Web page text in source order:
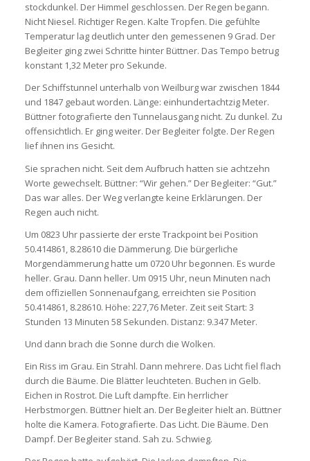
stockdunkel. Der Himmel geschlossen. Der Regen begann.
Nicht Niesel. Richtiger Regen. Kalte Tropfen. Die gefühlte
Temperatur lag deutlich unter den gemessenen 9 Grad. Der
Begleiter ging zwei Schritte hinter Büttner. Das Tempo betrug
konstant 1,32 Meter pro Sekunde.
Der Schiffstunnel unterhalb von Weilburg war zwischen 1844
und 1847 gebaut worden. Länge: einhundertachtzig Meter.
Büttner fotografierte den Tunnelausgang nicht. Zu dunkel. Zu
offensichtlich. Er ging weiter. Der Begleiter folgte. Der Regen
lief ihnen ins Gesicht.
Sie sprachen nicht. Seit dem Aufbruch hatten sie achtzehn
Worte gewechselt. Büttner: “Wir gehen.” Der Begleiter: “Gut.”
Das war alles. Der Weg verlangte keine Erklärungen. Der
Regen auch nicht.
Um 0823 Uhr passierte der erste Trackpoint bei Position
50.414861, 8.28610 die Dämmerung. Die bürgerliche
Morgendämmerung hatte um 0720 Uhr begonnen. Es wurde
heller. Grau. Dann heller. Um 0915 Uhr, neun Minuten nach
dem offiziellen Sonnenaufgang, erreichten sie Position
50.414861, 8.28610. Höhe: 227,76 Meter. Zeit seit Start: 3
Stunden 13 Minuten 58 Sekunden. Distanz: 9.347 Meter.
Und dann brach die Sonne durch die Wolken.
Ein Riss im Grau. Ein Strahl. Dann mehrere. Das Licht fiel flach
durch die Bäume. Die Blätter leuchteten. Buchen in Gelb.
Eichen in Rostrot. Die Luft dampfte. Ein herrlicher
Herbstmorgen. Büttner hielt an. Der Begleiter hielt an. Büttner
holte die Kamera. Fotografierte. Das Licht. Die Bäume. Den
Dampf. Der Begleiter stand. Sah zu. Schwieg.